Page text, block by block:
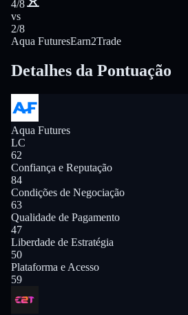
4/8
vs
2/8
Aqua FuturesEarn2Trade
Detalhes da Pontuação
Aqua Futures
LC
62
Confiança e Reputação
84
Condições de Negociação
63
Qualidade de Pagamento
47
Liberdade de Estratégia
50
Plataforma e Acesso
59